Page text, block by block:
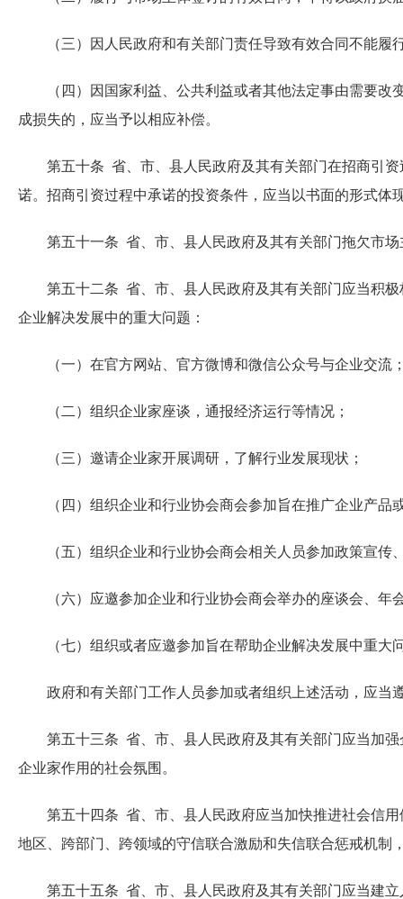
（三）因人民政府和有关部门责任导致有效合同不能履
（四）因国家利益、公共利益或者其他法定事由需要改
成损失的，应当予以相应补偿。
第五十条 省、市、县人民政府及其有关部门在招商引资
诺。招商引资过程中承诺的投资条件，应当以书面的形式
第五十一条 省、市、县人民政府及其有关部门拖欠市场
第五十二条 省、市、县人民政府及其有关部门应当积极
企业解决发展中的重大问题：
（一）在官方网站、官方微博和微信公众号与企业交流
（二）组织企业家座谈，通报经济运行等情况；
（三）邀请企业家开展调研，了解行业发展现状；
（四）组织企业和行业协会商会参加旨在推广企业产品
（五）组织企业和行业协会商会相关人员参加政策宣传
（六）应邀参加企业和行业协会商会举办的座谈会、年
（七）组织或者应邀参加旨在帮助企业解决发展中重大
政府和有关部门工作人员参加或者组织上述活动，应当
第五十三条 省、市、县人民政府及其有关部门应当加强
企业家作用的社会氛围。
第五十四条 省、市、县人民政府应当加快推进社会信用
地区、跨部门、跨领域的守信联合激励和失信联合惩戒机制
第五十五条 省、市、县人民政府及其有关部门应当建立